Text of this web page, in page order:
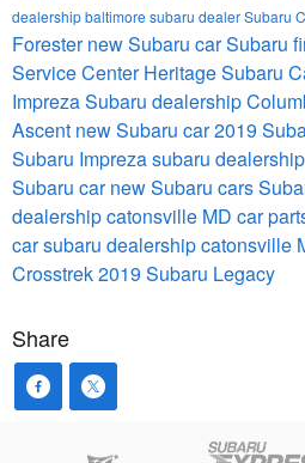
dealershipbaltimore subaru dealerSubaru
Foresternew Subaru carSubaru
Service CenterHeritage Subaru
ImprezaSubaru dealership
Ascent new Subaru car2019
Subaru Imprezasubaru
Subaru carnew Subaru cars
dealership catonsville MD car
carsubaru dealership catonsville
Crosstrek2019 Subaru Legacy
Share